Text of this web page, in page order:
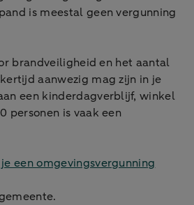
is meestal geen vergunning
brandveiligheid en het aantal
aanwezig mag zijn in je
een kinderdagverblijf, winkel
personen is vaak een
een omgevingsvergunning